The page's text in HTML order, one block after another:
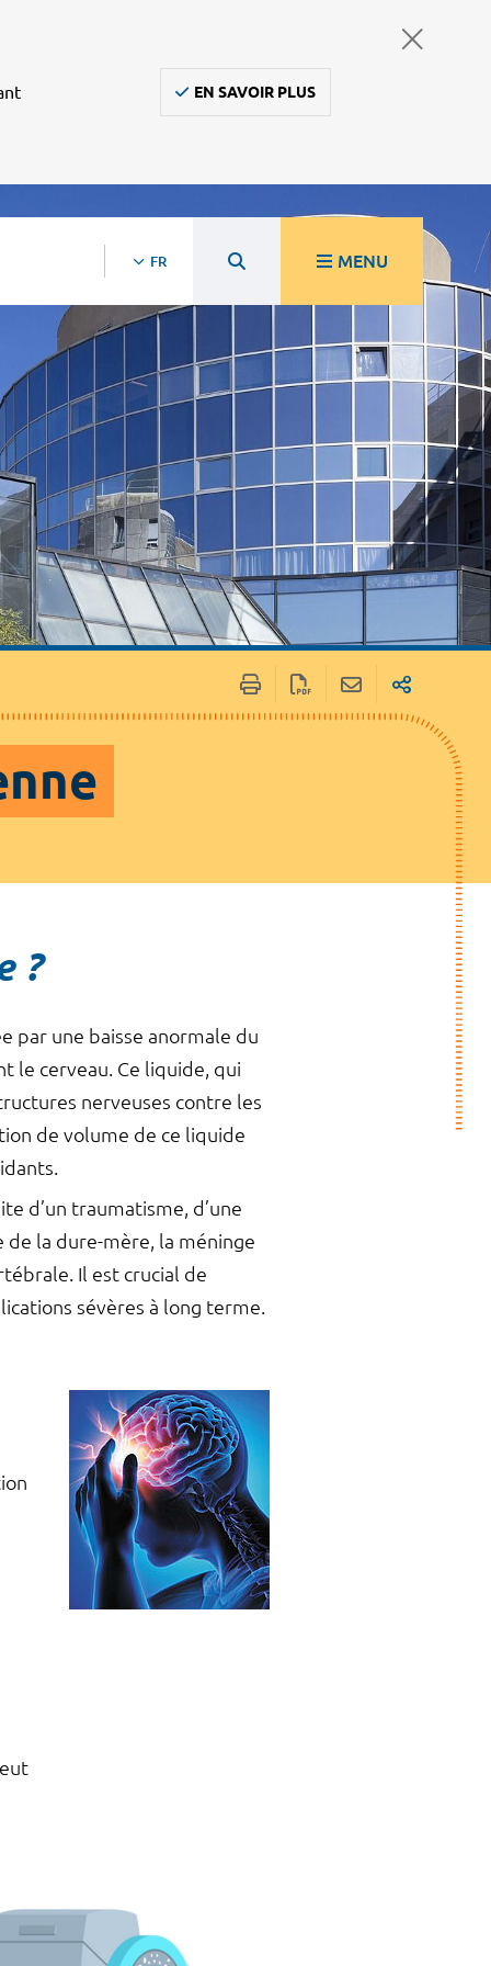
EN SAVOIR PLUS
FR MENU
?
par une baisse anormale du
le cerveau. Ce liquide, qui
nerveuses contre les
de volume de ce liquide
d’un traumatisme, d’une
la dure-mère, la méninge
Il est crucial de
sévères à long terme.